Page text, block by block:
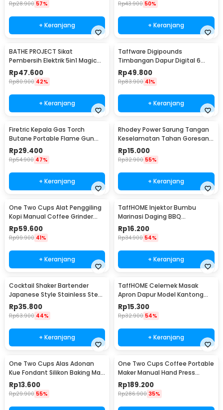
Rp28.900 57%
+ Keranjang
Rp43.900 50%
+ Keranjang
BATHE PROJECT Sikat
Pembersih Elektrik 5in1 Magic
Brush Rechargeable - WQ8110
Rp47.600
Rp80.900 42%
+ Keranjang
Taffware Digipounds
Timbangan Dapur Digital 6
Satuan 1kg 0.1g - i2000
Rp49.800
Rp83.900 41%
+ Keranjang
Firetric Kepala Gas Torch
Butane Portable Flame Gun
Adjustable - 807
Rp29.400
Rp54.900 47%
+ Keranjang
Rhodey Power Sarung Tangan
Keselamatan Tahan Goresan
Pisau - EN388
Rp15.000
Rp32.900 55%
+ Keranjang
One Two Cups Alat Penggiling
Kopi Manual Coffee Grinder
Portable - WFCG9800
Rp59.600
Rp99.900 41%
+ Keranjang
TaffHOME Injektor Bumbu
Marinasi Daging BBQ
Seasoning Injector - HC117
Rp16.200
Rp34.900 54%
+ Keranjang
Cocktail Shaker Bartender
Japanese Style Stainless Steel
200ml
Rp35.800
Rp63.900 44%
+ Keranjang
TaffHOME Celemek Masak
Apron Dapur Model Kantong
Pola Spatula - JJ41
Rp15.300
Rp32.900 54%
+ Keranjang
One Two Cups Alas Adonan
Kue Fondant Silikon Baking Mat
Anti Slip - JJ3873
Rp13.600
Rp29.900 55%
One Two Cups Coffee Portable
Maker Manual Hand Press
Espresso 300ml - T35066
Rp189.200
Rp286.900 35%